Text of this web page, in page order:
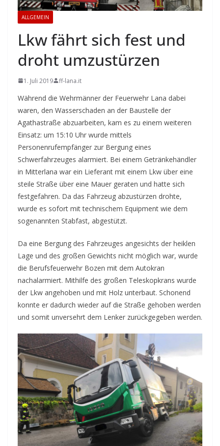
ALLGEMEIN
Lkw fährt sich fest und
droht umzustürzen
1. Juli 2019 ff-lana.it
Während die Wehrmänner der Feuerwehr Lana dabei
waren, den Wasserschaden an der Baustelle der
Agathastraße abzuarbeiten, kam es zu einem weiteren
Einsatz: um 15:10 Uhr wurde mittels
Personenrufempfänger zur Bergung eines
Schwerfahrzeuges alarmiert. Bei einem Getränkehändler
in Mitterlana war ein Lieferant mit einem Lkw über eine
steile Straße über eine Mauer geraten und hatte sich
festgefahren. Da das Fahrzeug abzustürzen drohte,
wurde es sofort mit technischem Equipment wie dem
sogenannten Stabfast, abgestützt.
Da eine Bergung des Fahrzeuges angesichts der heiklen
Lage und des großen Gewichts nicht möglich war, wurde
die Berufsfeuerwehr Bozen mit dem Autokran
nachalarmiert. Mithilfe des großen Teleskopkrans wurde
der Lkw angehoben und mit Holz unterbaut. Schonend
konnte er dadurch wieder auf die Straße gehoben werden
und somit unversehrt dem Lenker zurückgegeben werden.